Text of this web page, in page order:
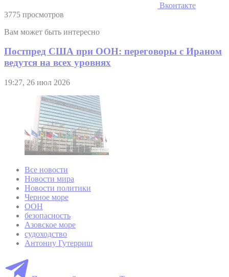
Вконтакте
3775 просмотров
Вам может быть интересно
Постпред США при ООН: переговоры с Ираном
ведутся на всех уровнях
19:27, 26 июл 2026
Все новости
Новости мира
Новости политики
Черное море
ООН
безопасность
Азовское море
судоходство
Антониу Гутерриш